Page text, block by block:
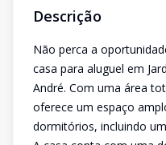
Descrição
Não perca a
casa para aluguel em
André. Com uma área
oferece um espaço
dormitórios, incluindo